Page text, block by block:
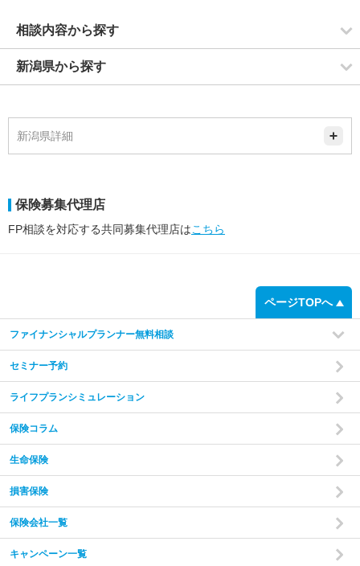
相談内容から探す
新潟県から探す
新潟県詳細
保険募集代理店
FP相談を対応する共同募集代理店はこちら
ページTOPへ
ファイナンシャルプランナー無料相談
セミナー予約
ライフプランシミュレーション
保険コラム
生命保険
損害保険
保険会社一覧
キャンペーン一覧